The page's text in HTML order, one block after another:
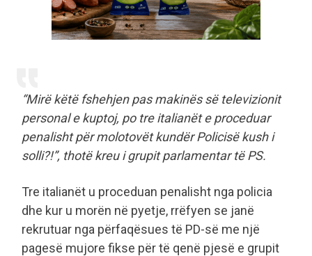
“Mirë këtë fshehjen pas makinës së televizionit
personal e kuptoj, po tre italianët e proceduar
penalisht për molotovët kundër Policisë kush i
solli?!”, thotë kreu i grupit parlamentar të PS.
Tre italianët u proceduan penalisht nga policia
dhe kur u morën në pyetje, rrëfyen se janë
rekrutuar nga përfaqësues të PD-së me një
pagesë mujore fikse për të qenë pjesë e grupit